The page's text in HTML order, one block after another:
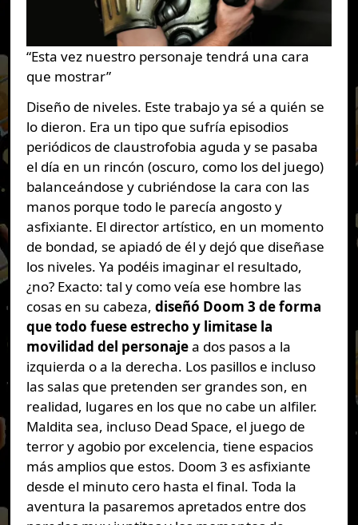
“Esta vez nuestro personaje tendrá una cara
que mostrar”
Diseño de niveles. Este trabajo ya sé a quién se
lo dieron. Era un tipo que sufría episodios
periódicos de claustrofobia aguda y se pasaba
el día en un rincón (oscuro, como los del juego)
balanceándose y cubriéndose la cara con las
manos porque todo le parecía angosto y
asfixiante. El director artístico, en un momento
de bondad, se apiadó de él y dejó que diseñase
los niveles. Ya podéis imaginar el resultado,
¿no? Exacto: tal y como veía ese hombre las
cosas en su cabeza, diseñó Doom 3 de forma
que todo fuese estrecho y limitase la
movilidad del personajea dos pasos a la
izquierda o a la derecha. Los pasillos e incluso
las salas que pretenden ser grandes son, en
realidad, lugares en los que no cabe un alfiler.
Maldita sea, incluso Dead Space, el juego de
terror y agobio por excelencia, tiene espacios
más amplios que estos. Doom 3 es asfixiante
desde el minuto cero hasta el final. Toda la
aventura la pasaremos apretados entre dos